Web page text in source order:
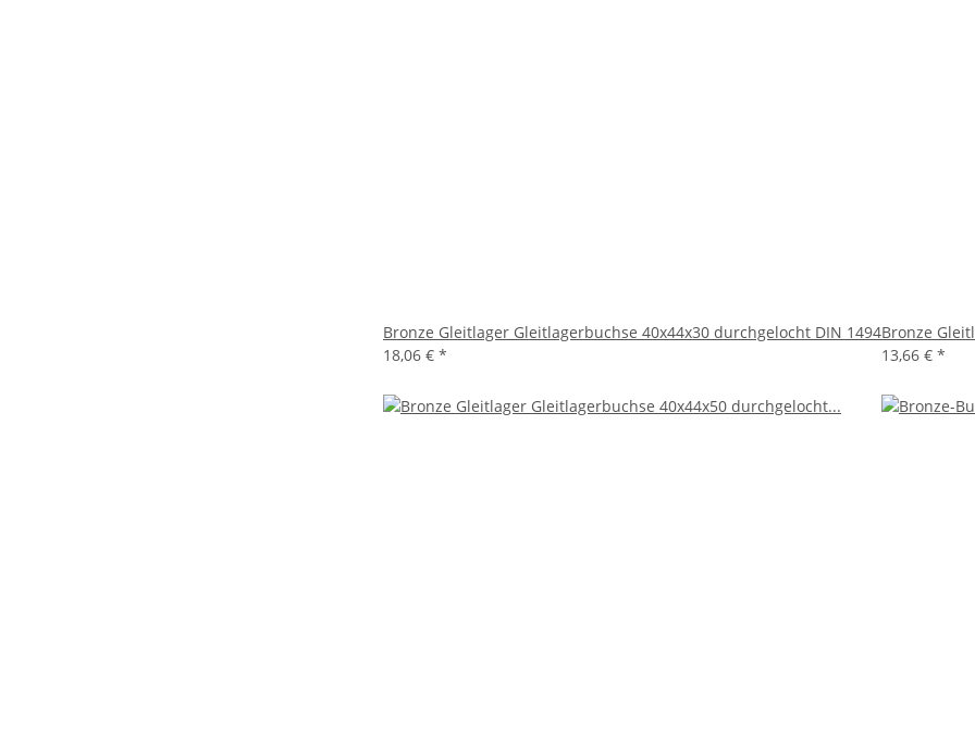
Bronze Gleitlager Gleitlagerbuchse 40x44x30 durchgelocht DIN 1494
18,06 € *
Bronze
13,66 € *